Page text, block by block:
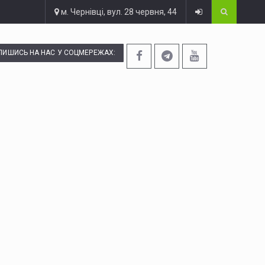
м. Чернівці, вул. 28 червня, 44
НА НАС У СОЦМЕРЕЖАХ: